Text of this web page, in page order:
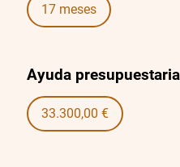
17 meses
Ayuda
33.300,00 €